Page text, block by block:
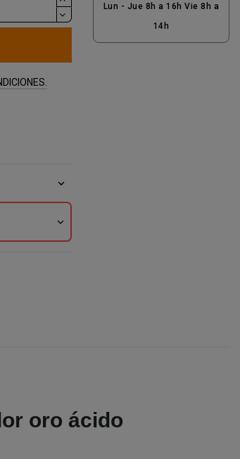
expand_more
expand_more
Lun - Jue 8h a 16h Vie 8h a
14h
oro ácido